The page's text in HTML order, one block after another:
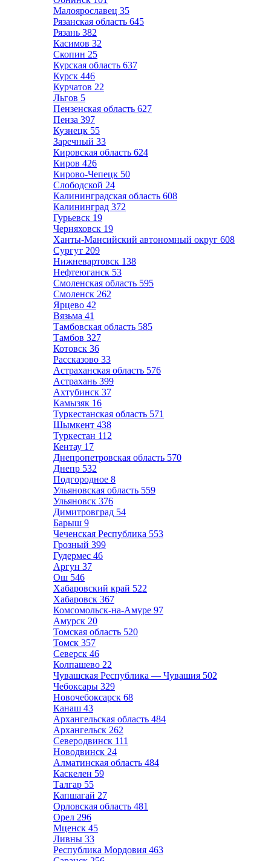
Малоярославец 35
Рязанская область 645
Рязань 382
Касимов 32
Скопин 25
Курская область 637
Курск 446
Курчатов 22
Льгов 5
Пензенская область 627
Пенза 397
Кузнецк 55
Заречный 33
Кировская область 624
Киров 426
Кирово-Чепецк 50
Слободской 24
Калининградская область 608
Калининград 372
Гурьевск 19
Черняховск 19
Ханты-Мансийский автономный округ 608
Сургут 209
Нижневартовск 138
Нефтеюганск 53
Смоленская область 595
Смоленск 262
Ярцево 42
Вязьма 41
Тамбовская область 585
Тамбов 327
Котовск 36
Рассказово 33
Астраханская область 576
Астрахань 399
Ахтубинск 37
Камызяк 16
Туркестанская область 571
Шымкент 438
Туркестан 112
Кентау 17
Днепропетровская область 570
Днепр 532
Подгородное 8
Ульяновская область 559
Ульяновск 376
Димитровград 54
Барыш 9
Чеченская Республика 553
Грозный 399
Гудермес 46
Аргун 37
Ош 546
Хабаровский край 522
Хабаровск 367
Комсомольск-на-Амуре 97
Амурск 20
Томская область 520
Томск 357
Северск 46
Колпашево 22
Чувашская Республика — Чувашия 502
Чебоксары 329
Новочебоксарск 68
Канаш 43
Архангельская область 484
Архангельск 262
Северодвинск 111
Новодвинск 24
Алматинская область 484
Каскелен 59
Талгар 55
Капшагай 27
Орловская область 481
Орел 296
Мценск 45
Ливны 33
Республика Мордовия 463